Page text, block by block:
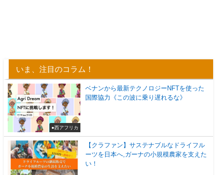
いま、注目のコラム！
●西アフリカ
ベナンから最新テクノロジーNFTを使った
国際協力《この波に乗り遅れるな》
【クラファン】サステナブルなドライフル
ーツを日本へ,ガーナの小規模農家を支えた
い！